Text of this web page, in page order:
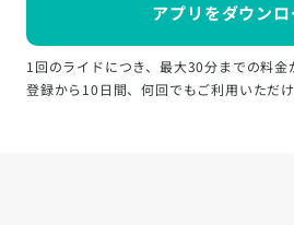
アプリをダウンロ
1回のライドにつき、最大30分までの料金
登録から10日間、何回でもご利用いただけ